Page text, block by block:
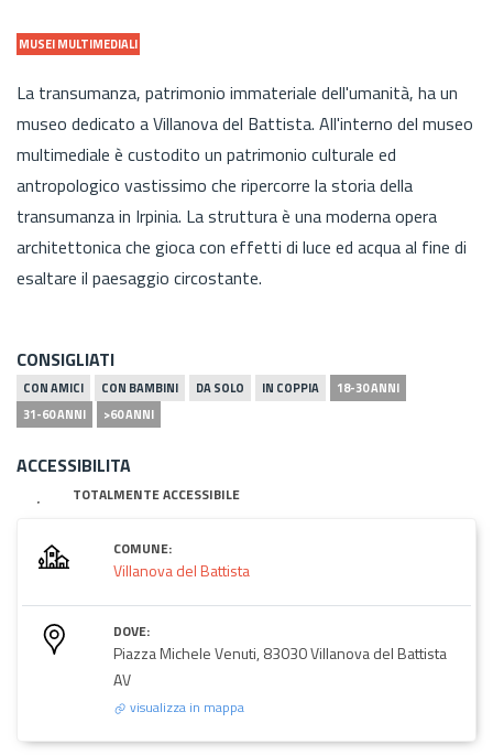
MUSEI MULTIMEDIALI
La transumanza, patrimonio immateriale dell'umanità, ha un
museo dedicato a Villanova del Battista. All'interno del museo
multimediale è custodito un patrimonio culturale ed
antropologico vastissimo che ripercorre la storia della
transumanza in Irpinia. La struttura è una moderna opera
architettonica che gioca con effetti di luce ed acqua al fine di
esaltare il paesaggio circostante.
CONSIGLIATI
CON AMICI CON BAMBINI DA SOLO IN COPPIA
18-30 ANNI
31-60 ANNI
>60 ANNI
ACCESSIBILITA
TOTALMENTE ACCESSIBILE
COMUNE:
Villanova del Battista
DOVE:
Piazza Michele Venuti, 83030 Villanova del Battista
AV
visualizza in mappa